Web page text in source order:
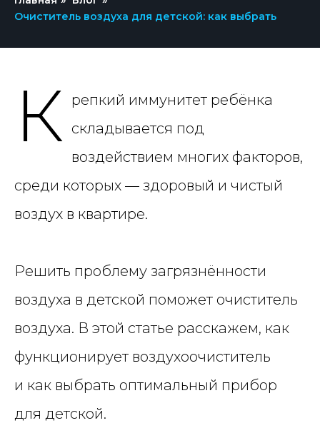
Очиститель воздуха для детской: как выбрать
К репкий иммунитет ребёнка
складывается под
воздействием многих факторов,
среди которых — здоровый и чистый
воздух в квартире.
Решить проблему загрязнённости
воздуха в детской поможет очиститель
воздуха. В этой статье расскажем, как
функционирует воздухоочиститель
и как выбрать оптимальный прибор
для детской.